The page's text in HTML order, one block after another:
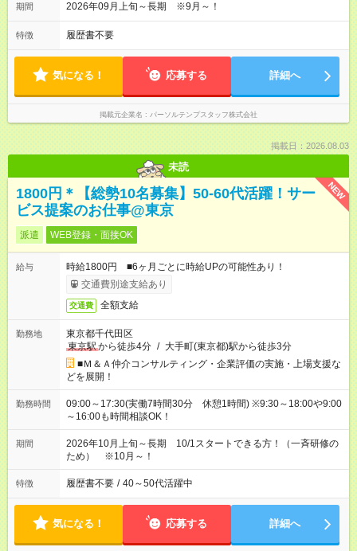
期間 2026年09月上旬～長期 ※9月～！
特徴 履歴書不要
気になる！ 応募する 詳細へ
掲載元企業名 パーソルテンプスタッフ株式会社
掲載日：2026.08.03
未読
NEW
1800円＊【総勢10名募集】50-60代活躍！サー
ビス提案のお仕事@東京
派遣 WEB登録・面接OK
給与
時給1800円 ■6ヶ月ごとに時給UPの可能性あり！
交通費別途支給あり
交通費 全額支給
勤務地
東京都千代田区
東京駅から徒歩4分 / 大手町(東京都)駅から徒歩3分
■Ｍ＆Ａ仲介コンサルティング・企業評価の実施・上場支援な
どを展開！
勤務時間
09:00～17:30(実働7時間30分 休憩1時間) ※9:30～18:00や9:00
～16:00も時間相談OK！
期間
2026年10月上旬～長期 10/1スタートできる方！（一斉研修の
ため） ※10月～！
特徴 履歴書不要 / 40～50代活躍中
気になる！ 応募する 詳細へ